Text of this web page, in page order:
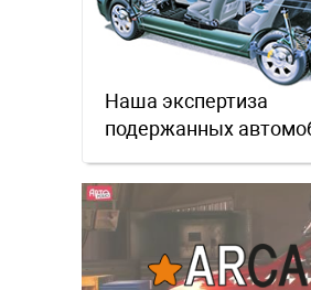
Наша экспертиза
подержанных